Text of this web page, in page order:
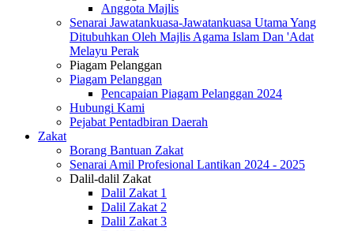
Anggota Majlis
Senarai Jawatankuasa-Jawatankuasa Utama Yang
Ditubuhkan Oleh Majlis Agama Islam Dan 'Adat
Melayu Perak
Piagam Pelanggan
Piagam Pelanggan
Pencapaian Piagam Pelanggan 2024
Hubungi Kami
Pejabat Pentadbiran Daerah
Zakat
Borang Bantuan Zakat
Senarai Amil Profesional Lantikan 2024 - 2025
Dalil-dalil Zakat
Dalil Zakat 1
Dalil Zakat 2
Dalil Zakat 3